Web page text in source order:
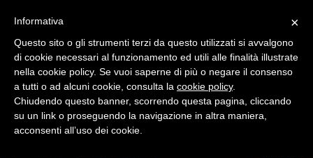
×
Informativa
Questo sito o gli strumenti terzi da questo utilizzati si avvalgono
di cookie necessari al funzionamento ed utili alle finalità illustrate
nella cookie policy. Se vuoi saperne di più o negare il consenso
a tutti o ad alcuni cookie, consulta la cookie policy.
Chiudendo questo banner, scorrendo questa pagina, cliccando
su un link o proseguendo la navigazione in altra maniera,
acconsenti all’uso dei cookie.